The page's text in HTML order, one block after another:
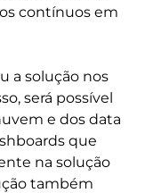
contínuos em
a solução nos
será possível
e dos data
que
na solução
também